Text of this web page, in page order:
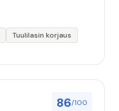
Tuulilasin korjaus
86/100